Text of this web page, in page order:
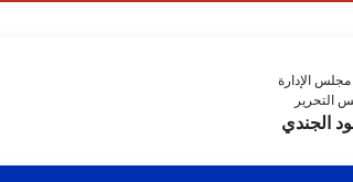
الإدارة
التحرير
الجندي